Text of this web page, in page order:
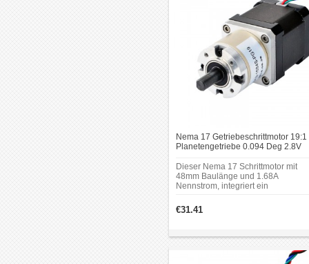
Nema 17 Getriebeschrittmotor 19:1
Planetengetriebe 0.094 Deg 2.8V
Dieser Nema 17 Schrittmotor mit
48mm Baulänge und 1.68A
Nennstrom, integriert ein
Übersetzungsverhältnis.
0.094 Grad; Haltemoment ohne
44Ncm(62.31oz.in);Rahmengröße:
€31.41